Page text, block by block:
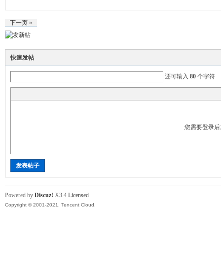
下一页 »
快速发帖
还可输入 80 个字符
您需要登录
发表帖子
Powered by Discuz! X3.4 Licensed
Copyright © 2001-2021, Tencent Cloud.